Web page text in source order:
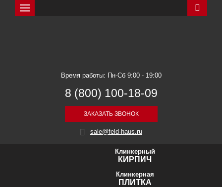
Feldhaus Klinker
Время работы: Пн-Сб 9:00 - 19:00
8 (800) 100-18-09
ЗАКАЗАТЬ ЗВОНОК
sale@feld-haus.ru
Клинкерный
КИРПИЧ
Клинкерная
ПЛИТКА